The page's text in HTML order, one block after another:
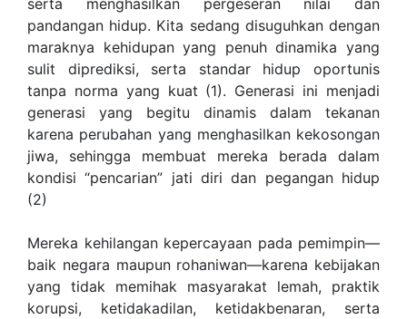
serta menghasilkan pergeseran nilai dan
pandangan hidup. Kita sedang disuguhkan dengan
maraknya kehidupan yang penuh dinamika yang
sulit diprediksi, serta standar hidup oportunis
tanpa norma yang kuat (1). Generasi ini menjadi
generasi yang begitu dinamis dalam tekanan
karena perubahan yang menghasilkan kekosongan
jiwa, sehingga membuat mereka berada dalam
kondisi “pencarian” jati diri dan pegangan hidup
(2)
Mereka kehilangan kepercayaan pada pemimpin—
baik negara maupun rohaniwan—karena kebijakan
yang tidak memihak masyarakat lemah, praktik
korupsi, ketidakadilan, ketidakbenaran, serta